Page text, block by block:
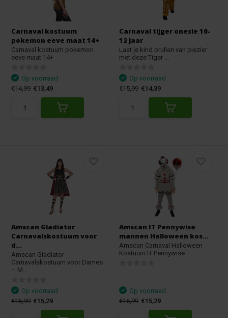
Carnaval kostuum
pokemon eeve maat 14+
Carnaval kostuum pokemon
eeve maat 14+
Op voorraad
€14,99 €13,49
Carnaval tijger onesie 10-
12 jaar
Laat je kind brullen van plezier
met deze Tiger ...
Op voorraad
€15,99 €14,39
Amscan Gladiator
Carnavalskostuum voor
d...
Amscan Gladiator
Carnavalskostuum voor Dames
– M...
Op voorraad
€16,99 €15,29
Amscan IT Pennywise
mannen Halloween kos...
Amscan Carnaval Halloween
Kostuum IT Pennywise –...
Op voorraad
€16,99 €15,29